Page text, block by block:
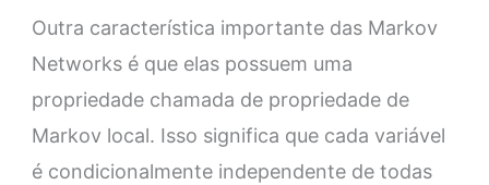
Outra característica importante das Markov
Networks é que elas possuem uma
propriedade chamada de propriedade de
Markov local. Isso significa que cada variável
é condicionalmente independente de todas